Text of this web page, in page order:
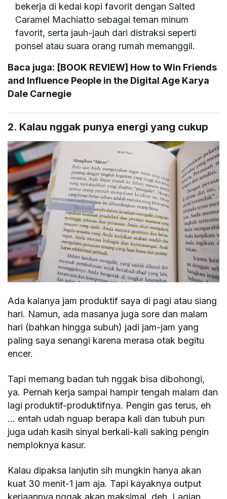
bekerja di kedai kopi favorit dengan Salted
Caramel Machiatto sebagai teman minum
favorit, serta jauh-jauh dari distraksi seperti
ponsel atau suara orang rumah memanggil.
Baca juga: [BOOK REVIEW] How to Win Friends
and Influence People in the Digital Age Karya
Dale Carnegie
2. Kalau nggak punya energi yang cukup
Ada kalanya jam produktif saya di pagi atau siang
hari. Namun, ada masanya juga sore dan malam
hari (bahkan hingga subuh) jadi jam-jam yang
paling saya senangi karena merasa otak begitu
encer.
Tapi memang badan tuh nggak bisa dibohongi,
ya. Pernah kerja sampai hampir tengah malam dan
lagi produktif-produktifnya. Pengin gas terus, eh
… entah udah nguap berapa kali dan tubuh pun
juga udah kasih sinyal berkali-kali saking pengin
nemploknya kasur.
Kalau dipaksa lanjutin sih mungkin hanya akan
kuat 30 menit-1 jam aja. Tapi kayaknya output